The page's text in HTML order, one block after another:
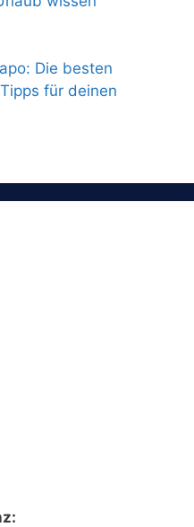
Die besten
für deinen